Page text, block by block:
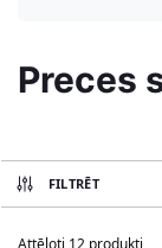
Preces
FILTRĒT
Attēloti 12 produkti